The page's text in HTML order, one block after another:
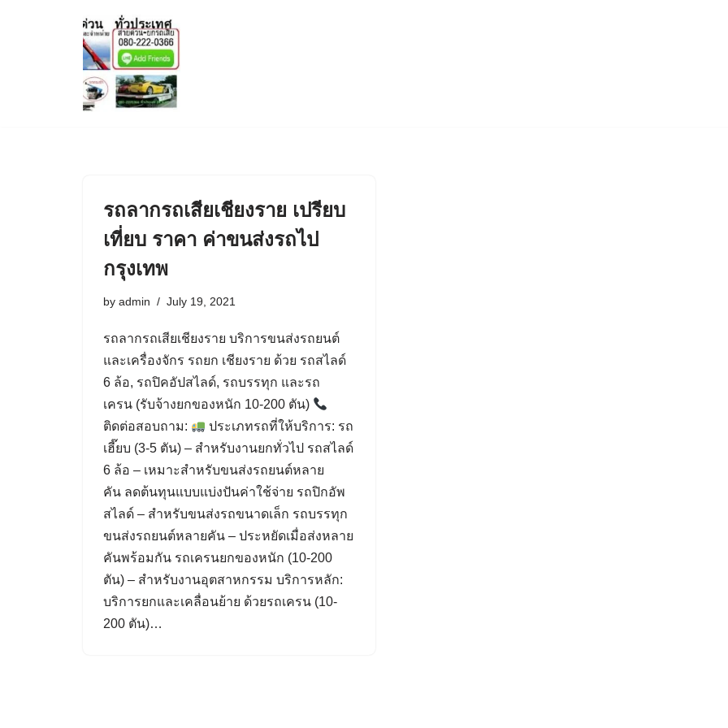
รถลากรถเสียเชียงราย เปรียบ
เที่ยบ ราคา ค่าขนส่งรถไป
กรุงเทพ
by admin July 19, 2021
รถลากรถเสียเชียงราย บริการขนส่งรถยนต์
และเครื่องจักร รถยก เชียงราย ด้วย รถสไลด์
6 ล้อ, รถปิคอัปสไลด์, รถบรรทุก และรถ
เครน (รับจ้างยกของหนัก 10-200 ตัน)
ติดต่อสอบถาม:
ประเภทรถที่ให้บริการ: รถ
เฮี๊ยบ (3-5 ตัน) – สำหรับงานยกทั่วไป รถสไลด์
6 ล้อ – เหมาะสำหรับขนส่งรถยนต์หลาย
คัน ลดต้นทุนแบบแบ่งปันค่าใช้จ่าย รถปิกอัพ
สไลด์ – สำหรับขนส่งรถขนาดเล็ก รถบรรทุก
ขนส่งรถยนต์หลายคัน – ประหยัดเมื่อส่งหลาย
คันพร้อมกัน รถเครนยกของหนัก (10-200
ตัน) – สำหรับงานอุตสาหกรรม บริการหลัก:
บริการยกและเคลื่อนย้าย ด้วยรถเครน (10-
200 ตัน)…